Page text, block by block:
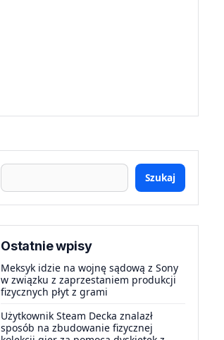
Szukaj
Ostatnie wpisy
Meksyk idzie na wojnę sądową z Sony
w związku z zaprzestaniem produkcji
fizycznych płyt z grami
Użytkownik Steam Decka znalazł
sposób na zbudowanie fizycznej